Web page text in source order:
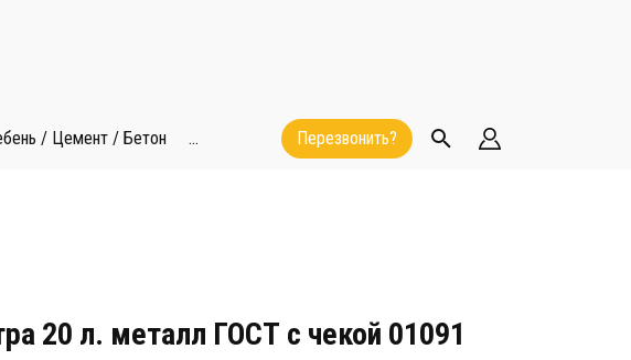
/ Цемент / Бетон ... Перезвонить?
20 л. металл ГОСТ с чекой 01091